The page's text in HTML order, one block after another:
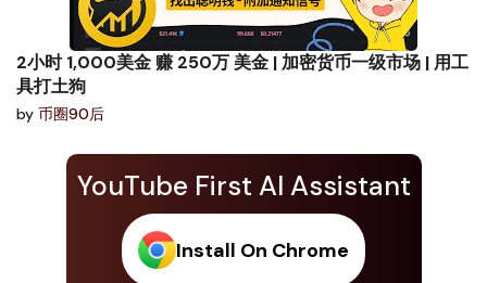
YouTube First AI Assistant
Install On Chrome
2小时 1,000美金 赚 250万 美金 | 加密货币一级市场 | 用工
具打土狗
by 币圈90后